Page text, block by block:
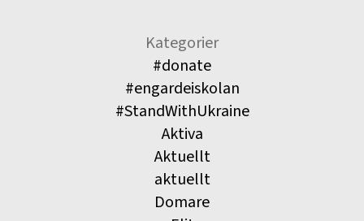
Kategorier
#donate
#engardeiskolan
#StandWithUkraine
Aktiva
Aktuellt
aktuellt
Domare